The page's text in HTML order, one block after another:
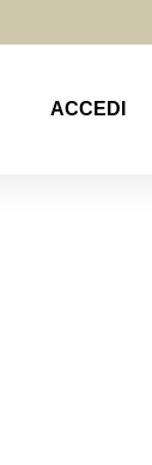
ACCEDI